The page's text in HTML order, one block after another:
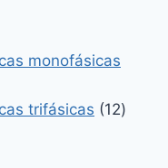
monofásicas
trifásicas 1212